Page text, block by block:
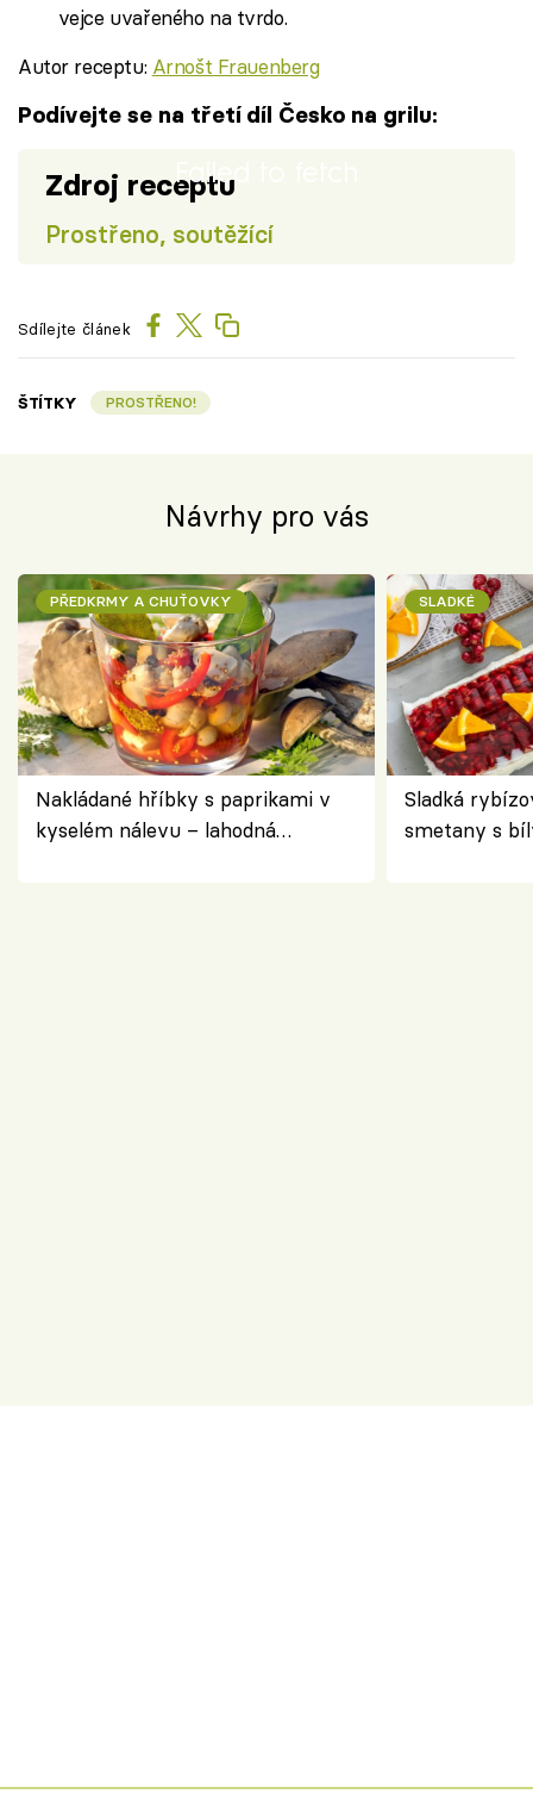
vejce uvařeného na tvrdo.
Autor receptu: Arnošt Frauenberg
Podívejte se na třetí díl Česko na grilu:
Failed to fetch
Zdroj receptu
Prostřeno, soutěžící
Sdílejte článek
ŠTÍTKY PROSTŘENO!
Návrhy pro vás
PŘEDKRMY A CHUŤOVKY
Nakládané hříbky s paprikami v
kyselém nálevu – lahodná
SLADKÉ
Sladká
smetany s